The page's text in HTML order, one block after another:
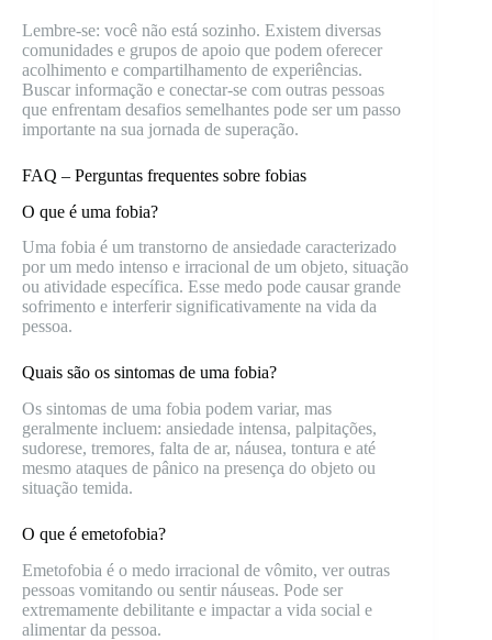
Lembre-se: você não está sozinho. Existem diversas
comunidades e grupos de apoio que podem oferecer
acolhimento e compartilhamento de experiências.
Buscar informação e conectar-se com outras pessoas
que enfrentam desafios semelhantes pode ser um passo
importante na sua jornada de superação.
FAQ – Perguntas frequentes sobre fobias
O que é uma fobia?
Uma fobia é um transtorno de ansiedade caracterizado
por um medo intenso e irracional de um objeto, situação
ou atividade específica. Esse medo pode causar grande
sofrimento e interferir significativamente na vida da
pessoa.
Quais são os sintomas de uma fobia?
Os sintomas de uma fobia podem variar, mas
geralmente incluem: ansiedade intensa, palpitações,
sudorese, tremores, falta de ar, náusea, tontura e até
mesmo ataques de pânico na presença do objeto ou
situação temida.
O que é emetofobia?
Emetofobia é o medo irracional de vômito, ver outras
pessoas vomitando ou sentir náuseas. Pode ser
extremamente debilitante e impactar a vida social e
alimentar da pessoa.